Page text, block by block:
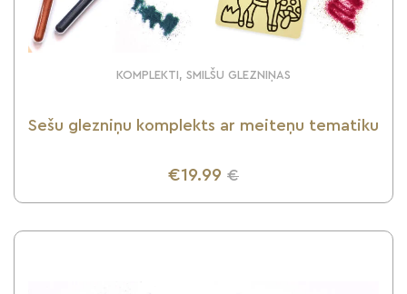
KOMPLEKTI, SMILŠU GLEZNIŅAS
Sešu glezniņu komplekts ar meiteņu tematiku
€19.99 €
UZZINI VAIRĀK